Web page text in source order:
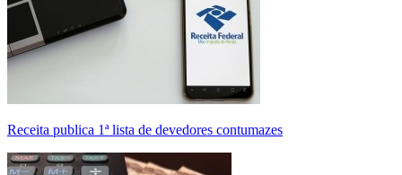
Receita publica 1ª lista de devedores contumazes